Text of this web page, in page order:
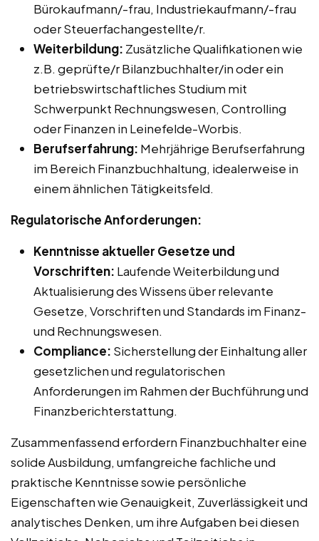
Bürokaufmann/-frau, Industriekaufmann/-frau
oder Steuerfachangestellte/r.
Weiterbildung: Zusätzliche Qualifikationen wie
z.B. geprüfte/r Bilanzbuchhalter/in oder ein
betriebswirtschaftliches Studium mit
Schwerpunkt Rechnungswesen, Controlling
oder Finanzen in Leinefelde-Worbis.
Berufserfahrung: Mehrjährige Berufserfahrung
im Bereich Finanzbuchhaltung, idealerweise in
einem ähnlichen Tätigkeitsfeld.
Regulatorische Anforderungen:
Kenntnisse aktueller Gesetze und
Vorschriften: Laufende Weiterbildung und
Aktualisierung des Wissens über relevante
Gesetze, Vorschriften und Standards im Finanz-
und Rechnungswesen.
Compliance: Sicherstellung der Einhaltung aller
gesetzlichen und regulatorischen
Anforderungen im Rahmen der Buchführung und
Finanzberichterstattung.
Zusammenfassend erfordern Finanzbuchhalter eine
solide Ausbildung, umfangreiche fachliche und
praktische Kenntnisse sowie persönliche
Eigenschaften wie Genauigkeit, Zuverlässigkeit und
analytisches Denken, um ihre Aufgaben bei diesen